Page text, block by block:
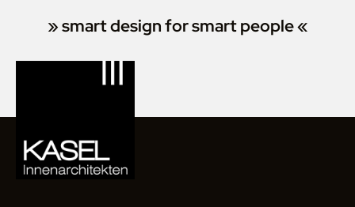
» smart design for smart people «